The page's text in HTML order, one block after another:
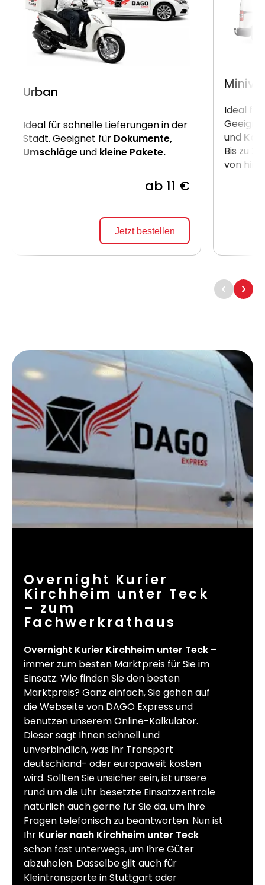
Urban
Ideal für schnelle Lieferungen in der
Stadt. Geeignet für Dokumente,
Umschlägeund kleine Pakete.
ab 11 €
Jetzt bestellen
Ideal für
und
Bis zu 2
von
Overnight Kurier
Kirchheim unter Teck
– zum
Fachwerkrathaus
Overnight Kurier Kirchheim unter Teck –
immer zum besten Marktpreis für Sie im
Einsatz. Wie finden Sie den besten
Marktpreis? Ganz einfach, Sie gehen auf
die Webseite von DAGO Express und
benutzen unserem Online-Kalkulator.
Dieser sagt Ihnen schnell und
unverbindlich, was Ihr Transport
deutschland- oder europaweit kosten
wird. Sollten Sie unsicher sein, ist unsere
rund um die Uhr besetzte Einsatzzentrale
natürlich auch gerne für Sie da, um Ihre
Fragen telefonisch zu beantworten. Nun ist
Ihr Kurier nach Kirchheim unter Teck
schon fast unterwegs, um Ihre Güter
abzuholen. Dasselbe gilt auch für
Kleintransporte in Stuttgart oder